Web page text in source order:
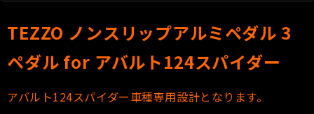
TEZZO ノンスリップアルミペダル 3
ペダル for アバルト124スパイダー
アバルト124スパイダー車種専用設計となります。